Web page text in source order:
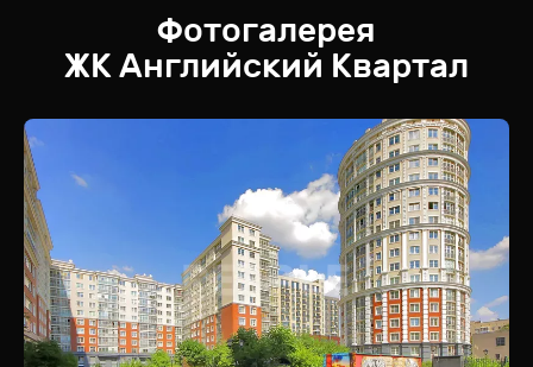
Фотогалерея
ЖК Английский Квартал